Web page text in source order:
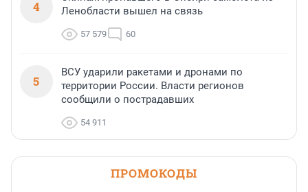
4
Ленобласти вышел на связь
57 579 60
5
ВСУ ударили ракетами и дронами по
территории России. Власти регионов
сообщили о пострадавших
54 911
ПРОМОКОДЫ